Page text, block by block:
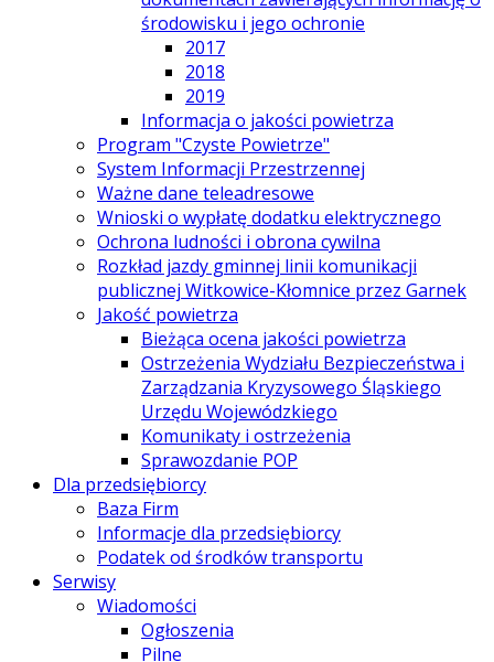
środowisku i jego ochronie
2017
2018
2019
Informacja o jakości powietrza
Program "Czyste Powietrze"
System Informacji Przestrzennej
Ważne dane teleadresowe
Wnioski o wypłatę dodatku elektrycznego
Ochrona ludności i obrona cywilna
Rozkład jazdy gminnej linii komunikacji
publicznej Witkowice-Kłomnice przez Garnek
Jakość powietrza
Bieżąca ocena jakości powietrza
Ostrzeżenia Wydziału Bezpieczeństwa i
Zarządzania Kryzysowego Śląskiego
Urzędu Wojewódzkiego
Komunikaty i ostrzeżenia
Sprawozdanie POP
Dla przedsiębiorcy
Baza Firm
Informacje dla przedsiębiorcy
Podatek od środków transportu
Serwisy
Wiadomości
Ogłoszenia
Pilne